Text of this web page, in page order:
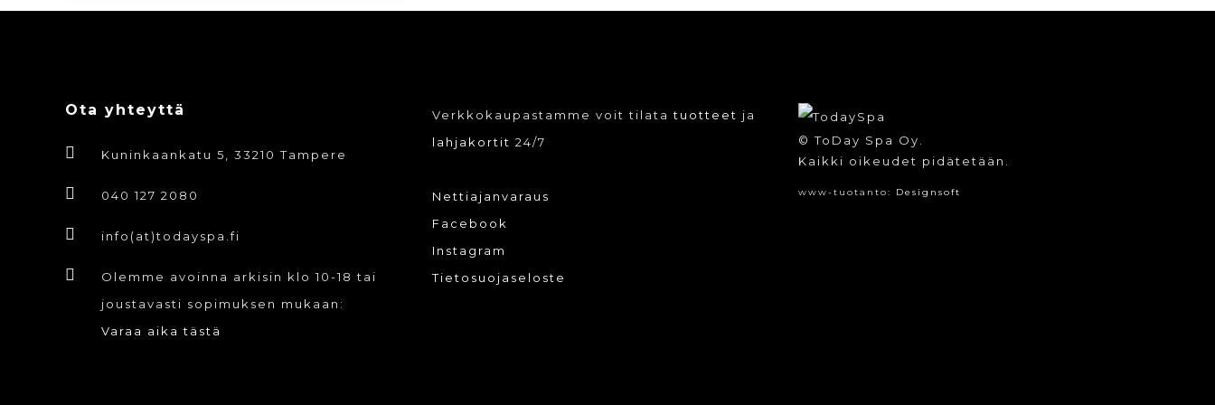
Ota yhteyttä
Kuninkaankatu 5, 33210 Tampere
040 127 2080
info(at)todayspa.fi
Olemme avoinna arkisin klo 10-18 tai
joustavasti sopimuksen mukaan:
Varaa aika tästä
Verkkokaupastamme voit tilatatuotteet ja
lahjakortit 24/7
Nettiajanvaraus
Facebook
Instagram
Tietosuojaseloste
© ToDay Spa Oy.
Kaikki oikeudet pidätetään.
www-tuotanto: Designsoft